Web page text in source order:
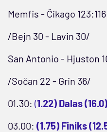
Memfis - Čikago 123:116
/Bejn 30 - Lavin 30/
San Antonio - Hjuston
/Sočan 22 - Grin 36/
01.30: (1.22) Dalas
03.00: (1.75) Finiks